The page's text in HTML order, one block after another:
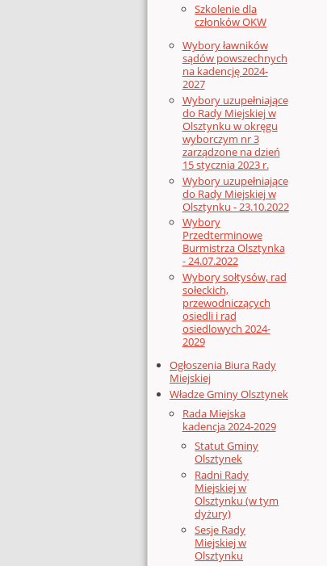
Szkolenie dla
członków OKW
Wybory ławników
sądów powszechnych
na kadencję 2024-
2027
Wybory uzupełniające
do Rady Miejskiej w
Olsztynku w okręgu
wyborczym nr 3
zarządzone na dzień
15 stycznia 2023 r.
Wybory uzupełniające
do Rady Miejskiej w
Olsztynku - 23.10.2022
Wybory
Przedterminowe
Burmistrza Olsztynka
- 24.07.2022
Wybory sołtysów, rad
sołeckich,
przewodniczących
osiedli i rad
osiedlowych 2024-
2029
Ogłoszenia Biura Rady
Miejskiej
Władze Gminy Olsztynek
Rada Miejska
kadencja 2024-2029
Statut Gminy
Olsztynek
Radni Rady
Miejskiej w
Olsztynku (w tym
dyżury)
Sesje Rady
Miejskiej w
Olsztynku